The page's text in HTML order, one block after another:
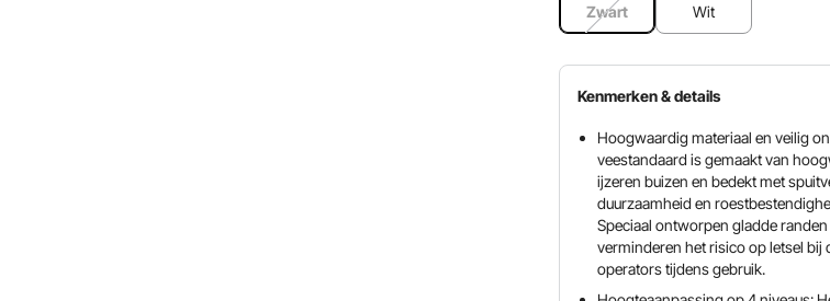
Zwart Wit
Kenmerken & details
Hoogwaardig materiaal en veilig
veestandaard is gemaakt van
ijzeren buizen en bedekt met
duurzaamheid en
Speciaal ontworpen gladde randen
verminderen het risico op letsel bij
operators tijdens gebruik.